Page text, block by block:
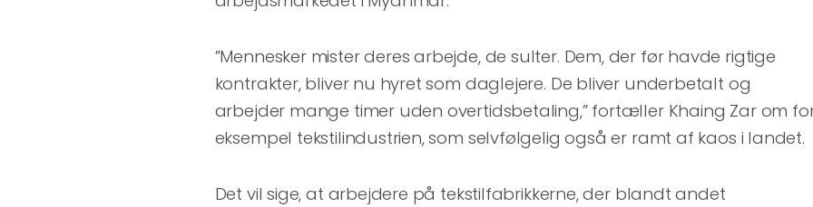
”Mennesker mister deres arbejde, de sulter. Dem, der før havde rigtige
kontrakter, bliver nu hyret som daglejere. De bliver underbetalt og
arbejder mange timer uden overtidsbetaling,” fortæller Khaing Zar om
eksempel tekstilindustrien, som selvfølgelig også er ramt af kaos i landet.
Det vil sige, at arbejdere på tekstilfabrikkerne, der blandt andet